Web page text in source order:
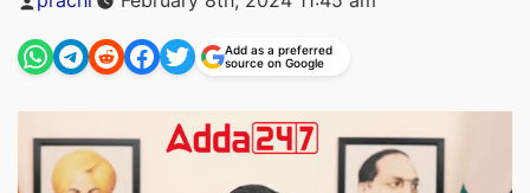
by
Add as a preferred
source on Google